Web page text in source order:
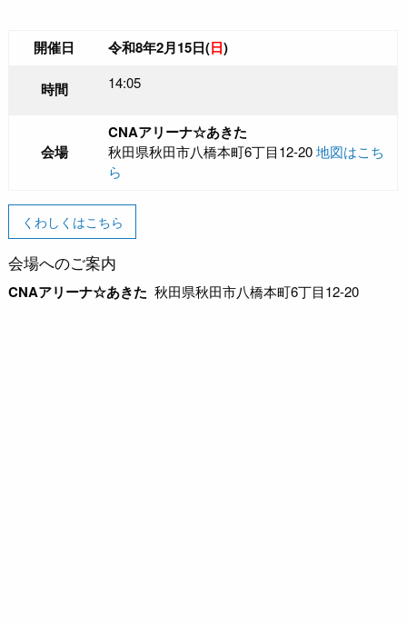
開催日 令和8年2月15日(日)
時間 14:05
会場
CNAアリーナ☆あきた
秋田県秋田市八橋本町6丁目12-20地図はこち
ら
くわしくはこちら
会場へのご案内
CNAアリーナ☆あきた 秋田県秋田市八橋本町6丁目12-20